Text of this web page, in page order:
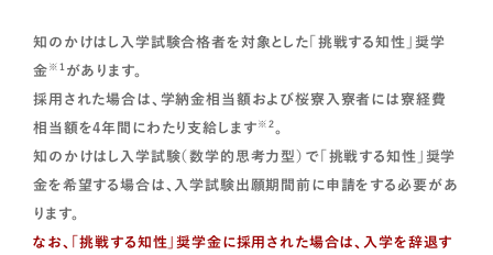
知のかけはし入学試験合格者を対象とした「挑戦する知性」奨学
金 ※1 があります。
採用された場合は、学納金相当額および桜寮入寮者には寮経費
相当額を4年間にわたり支給します ※2。
知のかけはし入学試験（数学的思考力型）で「挑戦する知性」奨学
金を希望する場合は、入学試験出願期間前に申請をする必要があ
ります。
なお、「挑戦する知性」奨学金に採用された場合は、入学を辞退す